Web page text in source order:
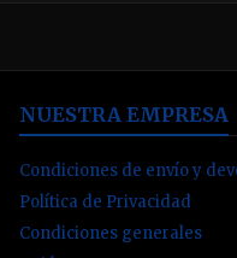
NUESTRA EMPRESA
Condiciones de envío y
Política de Privacidad
Condiciones generales